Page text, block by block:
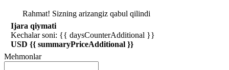
Rahmat! Sizning arizangiz qabul qilindi
Ijara qiymati
Kechalar soni: {{ daysCounterAdditional }}
USD {{ summaryPriceAdditional }}
Mehmonlar